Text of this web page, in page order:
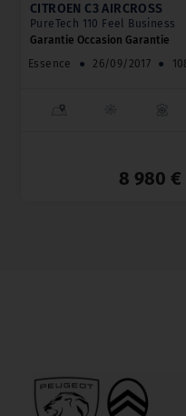
CITROËN C3 AIRCROSS
PureTech 110 Feel Business
Garantie Occasion Garantie
Essence
● 26/09/2017 ●
8 980 €